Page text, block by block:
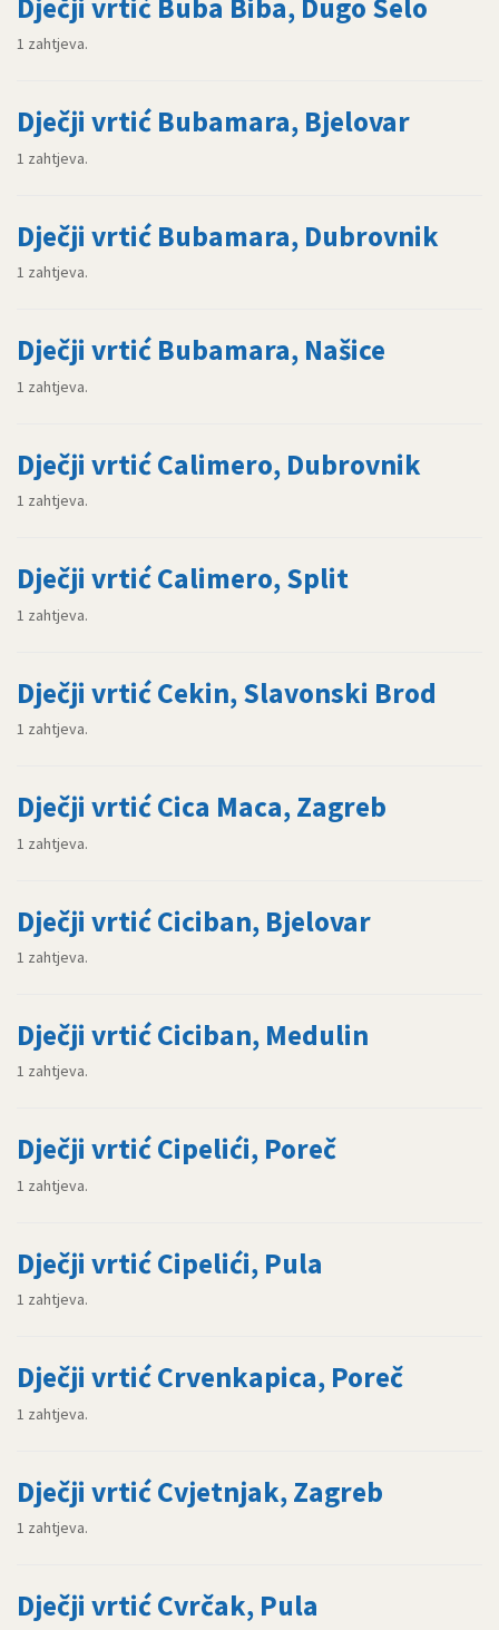
Dječji vrtić Buba Biba, Dugo Selo
1 zahtjeva.
Dječji vrtić Bubamara, Bjelovar
1 zahtjeva.
Dječji vrtić Bubamara, Dubrovnik
1 zahtjeva.
Dječji vrtić Bubamara, Našice
1 zahtjeva.
Dječji vrtić Calimero, Dubrovnik
1 zahtjeva.
Dječji vrtić Calimero, Split
1 zahtjeva.
Dječji vrtić Cekin, Slavonski Brod
1 zahtjeva.
Dječji vrtić Cica Maca, Zagreb
1 zahtjeva.
Dječji vrtić Ciciban, Bjelovar
1 zahtjeva.
Dječji vrtić Ciciban, Medulin
1 zahtjeva.
Dječji vrtić Cipelići, Poreč
1 zahtjeva.
Dječji vrtić Cipelići, Pula
1 zahtjeva.
Dječji vrtić Crvenkapica, Poreč
1 zahtjeva.
Dječji vrtić Cvjetnjak, Zagreb
1 zahtjeva.
Dječji vrtić Cvrčak, Pula